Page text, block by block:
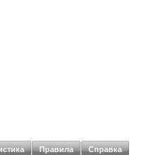
Правила Справка